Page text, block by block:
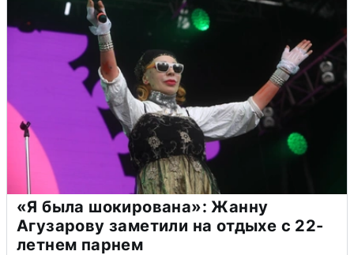
«Я была шокирована»: Жанну
Агузарову заметили на отдыхе с 22-
летнем парнем